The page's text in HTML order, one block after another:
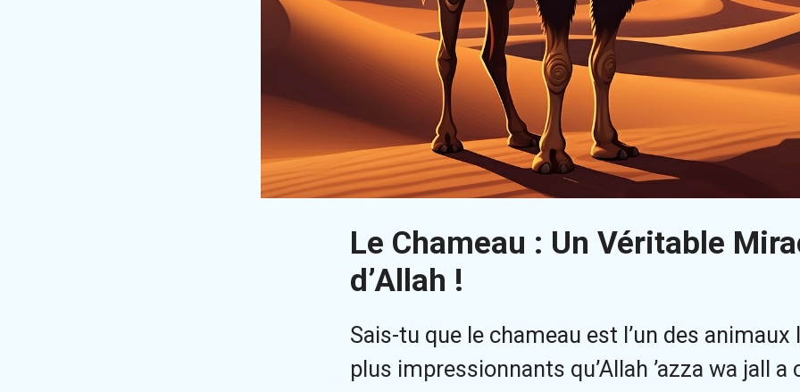
Le Chameau : Un Véritable
d’Allah !
Sais-tu que le chameau est l’un des animaux
plus impressionnants qu’Allah ’azza wa jall a